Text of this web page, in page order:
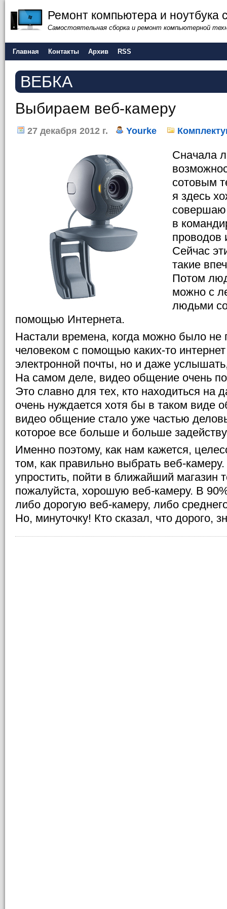
Ремонт компьютера и ноутбука
Самостоятельная сборка и ремонт компьютерной
Главная Контакты Архив RSS
ВЕБКА
Выбираем веб-камеру
27 декабря 2012 г. Yourke
Сначала
сотовым
я здесь
совершаю
в
проводов
Сейчас
такие
Потом
можно с
людьми со
помощью Интернета.
Настали времена, когда можно было не
человеком с помощью каких-то
электронной почты, но и даже
На самом деле, видео общение очень
Это славно для тех, кто находиться на
очень нуждается хотя бы в таком виде
видео общение стало уже частью
которое все больше и больше
Именно поэтому, как нам кажется,
том, как правильно выбрать веб-
упростить, пойти в ближайший магазин
пожалуйста, хорошую веб-камеру. В
либо дорогую веб-камеру, либо
Но, минуточку! Кто сказал, что дорого,